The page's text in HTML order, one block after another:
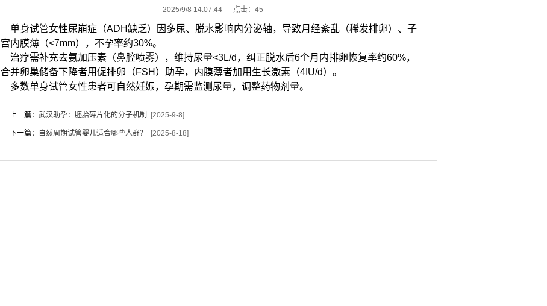
2025/9/8 14:07:44 点击： 45
单身试管女性尿崩症（ADH缺乏）因多尿、脱水影响内分泌轴，导致月经紊乱（稀发排卵）、子
宫内膜薄（<7mm），不孕率约30%。
治疗需补充去氨加压素（鼻腔喷雾），维持尿量<3L/d，纠正脱水后6个月内排卵恢复率约60%，
合并卵巢储备下降者用促排卵（FSH）助孕，内膜薄者加用生长激素（4IU/d）。
多数单身试管女性患者可自然妊娠，孕期需监测尿量，调整药物剂量。
上一篇： 武汉助孕：胚胎碎片化的分子机制 [2025-9-8]
下一篇： 自然周期试管婴儿适合哪些人群？ [2025-8-18]